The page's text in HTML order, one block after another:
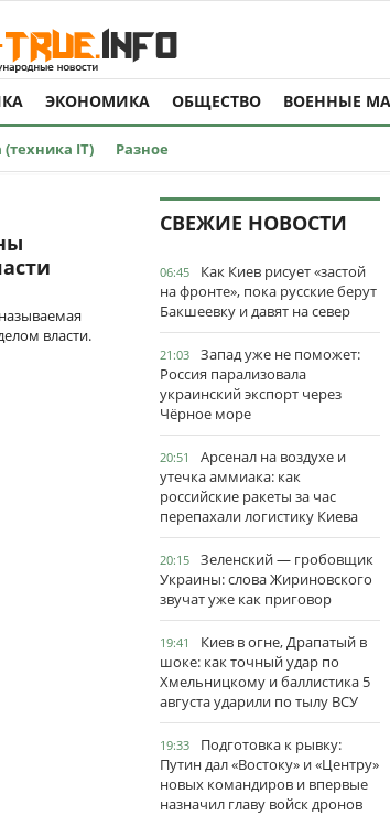
ЭКОНОМИКА ОБЩЕСТВО ВОЕННЫЕ
(техника IT) Разное
власти.
СВЕЖИЕ НОВОСТИ
06:45
Как Киев рисует «застой
на фронте», пока русские берут
Бакшеевку и давят на север
21:03
Запад уже не поможет:
Россия парализовала
украинский экспорт через
Чёрное море
20:51
Арсенал на воздухе и
утечка аммиака: как
российские ракеты за час
перепахали логистику Киева
20:15
Зеленский — гробовщик
Украины: слова Жириновского
звучат уже как приговор
19:41
Киев в огне, Драпатый в
шоке: как точный удар по
Хмельницкому и баллистика 5
августа ударили по тылу ВСУ
19:33
Подготовка к рывку:
Путин дал «Востоку» и «Центру»
новых командиров и впервые
назначил главу войск дронов